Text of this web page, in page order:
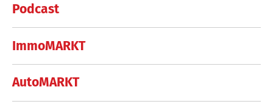
Podcast
ImmoMARKT
AutoMARKT